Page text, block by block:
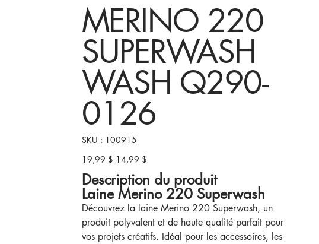
MERINO 220
SUPERWASH
WASH Q290-
0126
SKU :
SKU
100915
100915
Prix
d’origine
19,99 $
Prix
promotionnel
14,99 $
Description du produit
Laine Merino 220 Superwash
Découvrez la laine Merino 220 Superwash, un
produit polyvalent et de haute qualité parfait pour
vos projets créatifs. Idéal pour les accessoires, les